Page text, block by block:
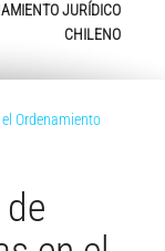
JURÍDICO
CHILENO